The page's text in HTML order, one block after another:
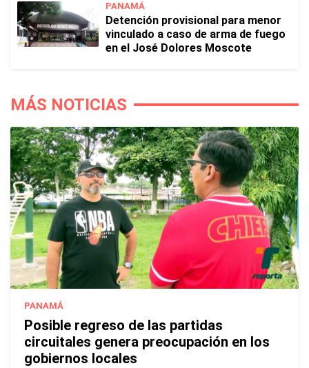
PANAMÁ
Detención provisional para menor
vinculado a caso de arma de fuego
en el José Dolores Moscote
MÁS NOTICIAS
PANAMÁ
Posible regreso de las partidas
circuitales genera preocupación en los
gobiernos locales